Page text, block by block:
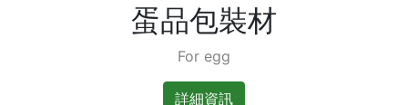
蛋品包裝材
For egg
詳細資訊